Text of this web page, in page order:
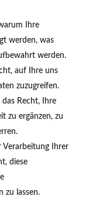
Ihre
werden, was
werden.
auf Ihre uns
zuzugreifen.
Recht, Ihre
zu ergänzen, zu
Verarbeitung Ihrer
diese
zu lassen.